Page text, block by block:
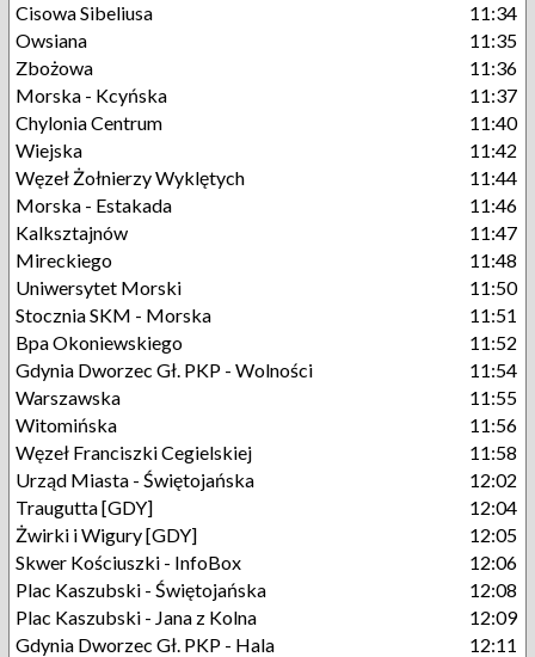
Cisowa Sibeliusa
11:34
Owsiana
11:35
Zbożowa
11:36
Morska - Kcyńska
11:37
Chylonia Centrum
11:40
Wiejska
11:42
Węzeł Żołnierzy Wyklętych
11:44
Morska - Estakada
11:46
Kalksztajnów
11:47
Mireckiego
11:48
Uniwersytet Morski
11:50
Stocznia SKM - Morska
11:51
Bpa Okoniewskiego
11:52
Gdynia Dworzec Gł. PKP - Wolności
11:54
Warszawska
11:55
Witomińska
11:56
Węzeł Franciszki Cegielskiej
11:58
Urząd Miasta - Świętojańska
12:02
Traugutta [GDY]
12:04
Żwirki i Wigury [GDY]
12:05
Skwer Kościuszki - InfoBox
12:06
Plac Kaszubski - Świętojańska
12:08
Plac Kaszubski - Jana z Kolna
12:09
Gdynia Dworzec Gł. PKP - Hala
12:11